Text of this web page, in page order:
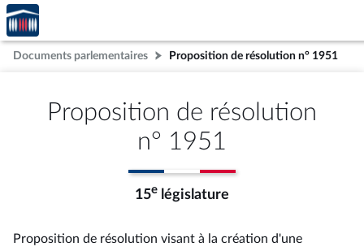
Aller au contenu
Aller en bas de la page
Accèder
à la
page
d'accueil
Documents parlementaires Proposition de résolution n° 1951
Proposition de résolution
n° 1951
15e législature
Proposition de résolution visant à la création d'une